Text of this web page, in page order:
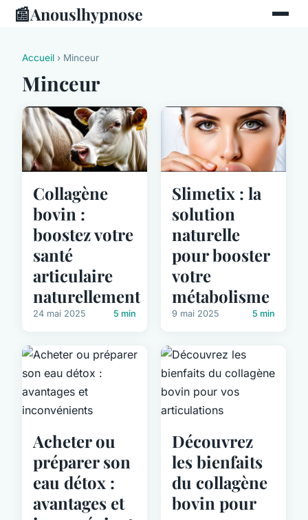
📰Anouslhypnose
Accueil › Minceur
Minceur
Collagène
bovin :
boostez votre
santé
articulaire
naturellement
24 mai 2025 5 min
Slimetix : la
solution
naturelle
pour booster
votre
métabolisme
9 mai 2025 5 min
Acheter ou
préparer son
eau détox :
avantages et
Découvrez
les bienfaits
du collagène
bovin pour